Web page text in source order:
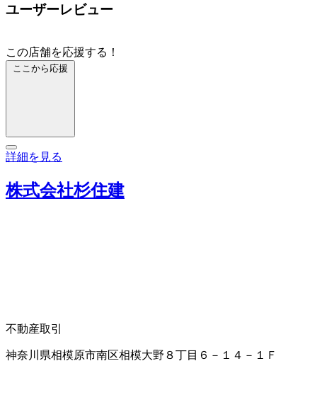
ユーザーレビュー
この店舗を応援する！
ここから応援
詳細を見る
株式会社杉住建
不動産取引
神奈川県相模原市南区相模大野８丁目６－１４－１Ｆ